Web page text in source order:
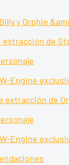
y Orphie
extracción de
Engine
extracción de
Engine